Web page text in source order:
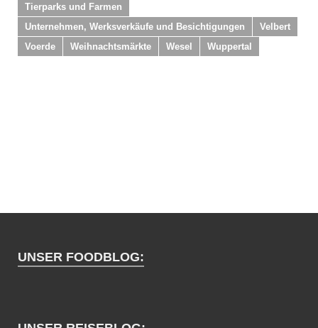
Tierparks und Farmen
Unternehmen, Werksverkäufe und Besichtigungen
Velbert
Voerde
Weihnachtsmärkte Wesel Wuppertal
UNSER FOODBLOG: